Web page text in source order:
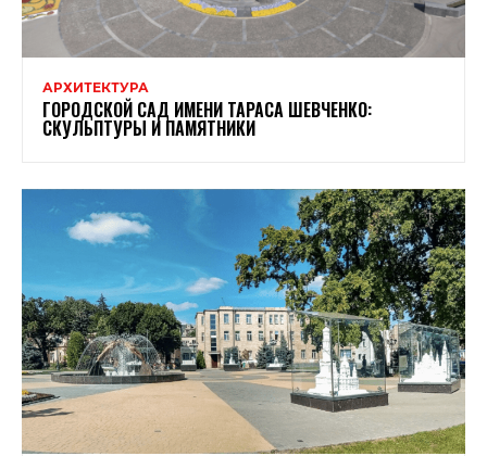
АРХИТЕКТУРА
ГОРОДСКОЙ САД ИМЕНИ ТАРАСА ШЕВЧЕНКО:
СКУЛЬПТУРЫ И ПАМЯТНИКИ